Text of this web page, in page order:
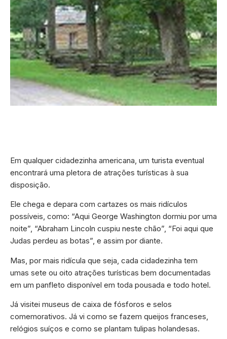
Em qualquer cidadezinha americana, um turista eventual
encontrará uma pletora de atrações turísticas à sua
disposição.
Ele chega e depara com cartazes os mais ridículos
possíveis, como: “Aqui George Washington dormiu por uma
noite”, “Abraham Lincoln cuspiu neste chão”, “Foi aqui que
Judas perdeu as botas”, e assim por diante.
Mas, por mais ridícula que seja, cada cidadezinha tem
umas sete ou oito atrações turísticas bem documentadas
em um panfleto disponível em toda pousada e todo hotel.
Já visitei museus de caixa de fósforos e selos
comemorativos. Já vi como se fazem queijos franceses,
relógios suíços e como se plantam tulipas holandesas.